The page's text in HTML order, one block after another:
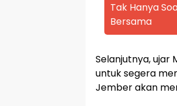
Tak Hanya
Bersama
Selanjutnya, ujar
untuk segera
Jember akan